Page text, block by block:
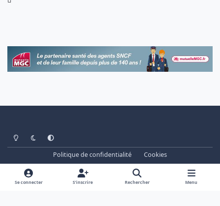
Light ModeDark ModeSystem Preference
Politique de confidentialité
Cookies
www.cheminots.net - Forum Libre depuis 2003
Powered by
Invision Community
Se connecter S’inscrire Rechercher Menu